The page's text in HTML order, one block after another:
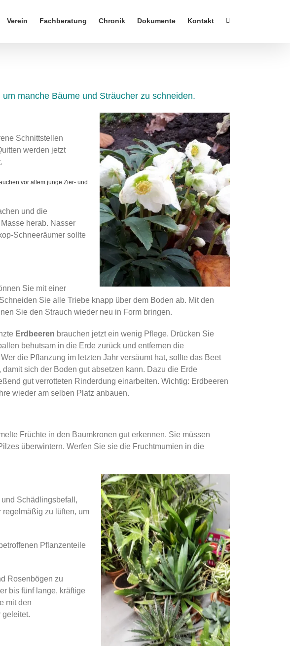
Verein Fachberatung Chronik Dokumente Kontakt
manche Bäume und Sträucher zu schneiden.
Schnittstellen
werden jetzt
vor allem junge Zier- und
und die
herab. Nasser
Schneeräumer sollte
Sie mit einer
Sie alle Triebe knapp über dem Boden ab. Mit den
Sie den Strauch wieder neu in Form bringen.
Erdbeeren brauchen jetzt ein wenig Pflege. Drücken Sie
behutsam in die Erde zurück und entfernen die
die Pflanzung im letzten Jahr versäumt hat, sollte das Beet
sich der Boden gut absetzen kann. Dazu die Erde
gut verrotteten Rinderdung einarbeiten. Wichtig: Erdbeeren
wieder am selben Platz anbauen.
Früchte in den Baumkronen gut erkennen. Sie müssen
überwintern. Werfen Sie sie die Fruchtmumien in die
Schädlingsbefall,
zu lüften, um
Pflanzenteile
Rosenbögen zu
bis fünf lange, kräftige
mit den
geleitet.